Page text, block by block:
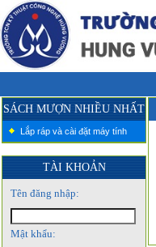
SÁCH MƯỢN NHIỀU NHẤT
Lắp ráp và cài đặt máy tính
TÀI KHOẢN
Tên đăng nhập:
Mật khẩu: